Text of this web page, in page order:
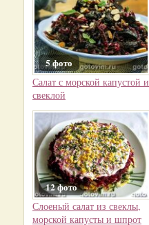
5 фото
Салат с морской капустой и
свеклой
12 фото
Слоеный салат из свеклы,
морской капусты и шпрот